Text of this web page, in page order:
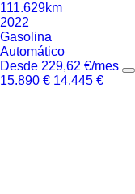
111.629km
2022
Gasolina
Automático
Desde 229,62 €/mes
15.890 € 14.445 €